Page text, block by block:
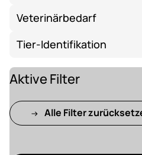
Veterinärbedarf
Tier-Identifikation
Aktive Filter
Alle Filter